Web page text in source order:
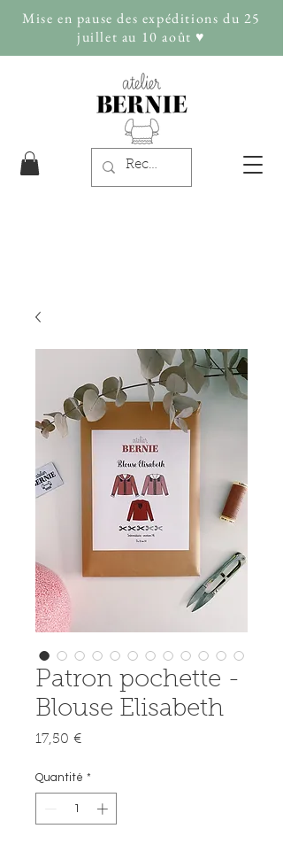
Mise en pause des expéditions du 25
juillet au 10 août ♥︎
Patron pochette -
Blouse Elisabeth
17,50 €Prix
Quantité *